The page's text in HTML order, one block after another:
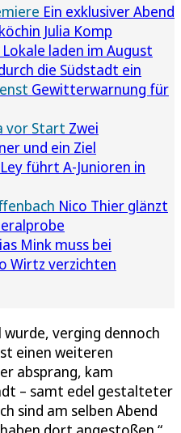
Ein exklusiver Abend
Julia Komp
Lokale laden im August
die Südstadt ein
Gewitterwarnung für
vor Start Zwei
und ein Ziel
führt A-Junioren in
Nico Thier glänzt
Mink muss bei
Wirtz verzichten
verging dennoch
einen weiteren
absprang, kam
– samt edel gestalteter
sind am selben Abend